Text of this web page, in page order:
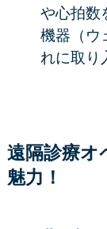
や心拍数
機器（ウ
れに取り
遠隔診療オ
魅力！